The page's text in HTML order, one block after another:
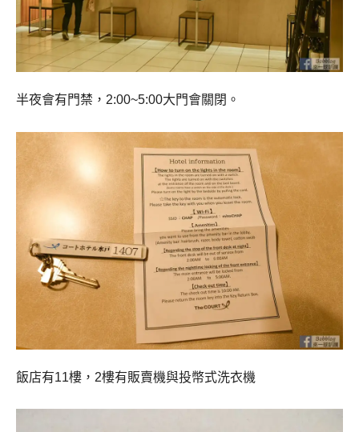
半夜會有門禁，2:00~5:00大門會關閉。
飯店有11樓，2樓有販賣機與投幣式洗衣機